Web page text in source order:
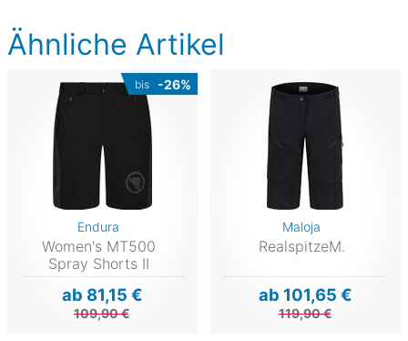
Ähnliche Artikel
bis -26%
Endura
Women's MT500
Spray Shorts II
ab 81,15 €
109,90 €
Maloja
RealspitzeM.
ab 101,65 €
119,90 €